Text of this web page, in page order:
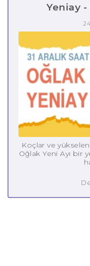
Yeniay
Koçlar ve
Oğlak Yeni Ayı bir